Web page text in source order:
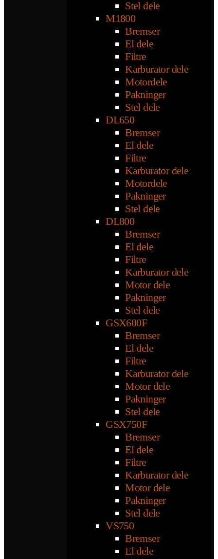
Stel dele
M1800
Bremser
El dele
Filtre
Karburator dele
Motordele
Pakninger
Stel dele
DL650
Bremser
El dele
Filtre
Karburator dele
Motordele
Pakninger
Stel dele
DL800
Bremser
El dele
Filtre
Karburator dele
Motor dele
Pakninger
Stel dele
GSX600F
Bremser
El dele
Filtre
Karburator dele
Motor dele
Pakninger
Stel dele
GSX750F
Bremser
El dele
Filtre
Karburator dele
Motor dele
Pakninger
Stel dele
VS750
Bremser
El dele